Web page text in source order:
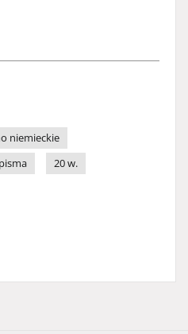
niemieckie
20 w.